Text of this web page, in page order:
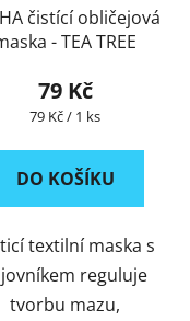
čistící obličejová
maska - TEA TREE
79 Kč
Měrná
79 Kč / 1 ks
DO KOŠÍKU
textilní maska s
reguluje
tvorbu mazu,